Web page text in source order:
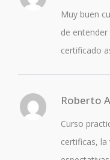
Muy buen
de
certificado
Roberto
Curso
certificas,